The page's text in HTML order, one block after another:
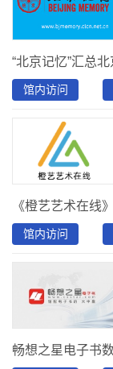
馆内访问
馆内访问